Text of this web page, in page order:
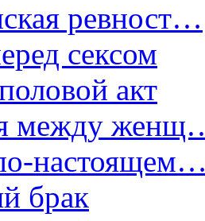
ревност…
сексом
акт
между
брак